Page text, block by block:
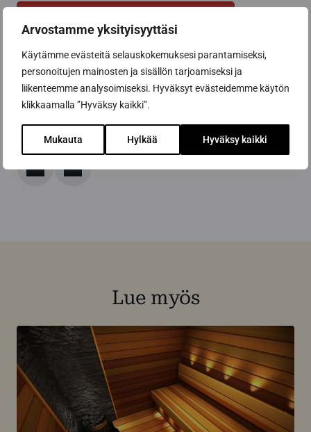
Arvostamme yksityisyyttäsi
Käytämme evästeitä selauskokemuksesi parantamiseksi,
personoitujen mainosten ja sisällön tarjoamiseksi ja
liikenteemme analysoimiseksi. Hyväksyt evästeidemme käytön
klikkaamalla ”Hyväksy kaikki”.
Mukauta Hylkää Hyväksy kaikki
Osta saunanhoitotuotteet verkkokaupasta
Jaa artikkeli
Lue myös